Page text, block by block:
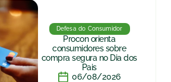
Defesa do Consumidor
Procon orienta
consumidores sobre
compra segura no Dia dos
Pais
06/08/2026